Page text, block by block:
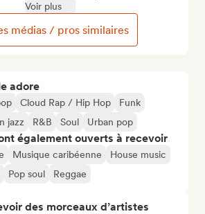
adore
Cloud Rap / Hip Hop
Funk
jazz R&B Soul Urban pop
également ouverts à recevoir
Musique caribéenne
House music
Pop soul Reggae
des morceaux d’artistes
Voir plus
médias / pros similaires